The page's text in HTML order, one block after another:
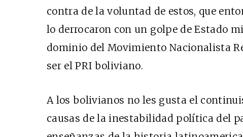
contra de la voluntad de estos, que
lo derrocaron con un golpe de Estado
dominio del Movimiento Nacionalista
ser el PRI boliviano.
A los bolivianos no les gusta el
causas de la inestabilidad política del